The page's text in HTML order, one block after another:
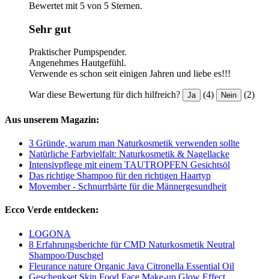
Bewertet mit 5 von 5 Sternen.
Sehr gut
Praktischer Pumpspender.
Angenehmes Hautgefühl.
Verwende es schon seit einigen Jahren und liebe es!!!
War diese Bewertung für dich hilfreich? Ja (4) Nein (2)
Aus unserem Magazin:
3 Gründe, warum man Naturkosmetik verwenden sollte
Natürliche Farbvielfalt: Naturkosmetik & Nagellacke
Intensivpflege mit einem TAUTROPFEN Gesichtsöl
Das richtige Shampoo für den richtigen Haartyp
Movember - Schnurrbärte für die Männergesundheit
Ecco Verde entdecken:
LOGONA
8 Erfahrungsberichte für CMD Naturkosmetik Neutral
Shampoo/Duschgel
Fleurance nature Organic Java Citronella Essential Oil
Geschenkset Skin Food Face Make-up Glow Effect